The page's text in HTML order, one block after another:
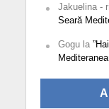
Jakuelina -
Seară
Gogula